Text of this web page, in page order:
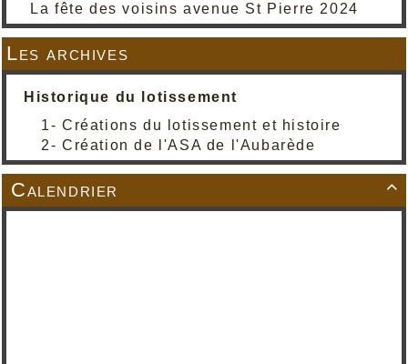
La fête des voisins avenue St Pierre 2024
Les archives
Historique du lotissement
1- Créations du lotissement et histoire
2- Création de l'ASA de l'Aubarède

Calendrier